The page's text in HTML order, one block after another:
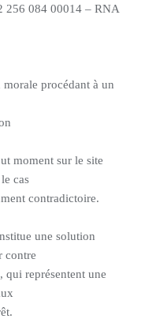
256 084 00014 – RNA
procédant à un
moment sur le site
cas
contradictoire.
une solution
contre
représentent une